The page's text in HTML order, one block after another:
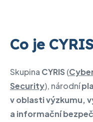
Co je
Skupina CYRIS (
Security), národní
v oblasti výzkumu,
a informační